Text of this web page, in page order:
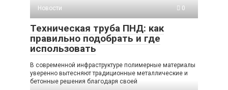
Новости
0
Техническая труба ПНД: как
правильно подобрать и где
использовать
В современной инфраструктуре полимерные материалы
уверенно вытесняют традиционные металлические и
бетонные решения благодаря своей